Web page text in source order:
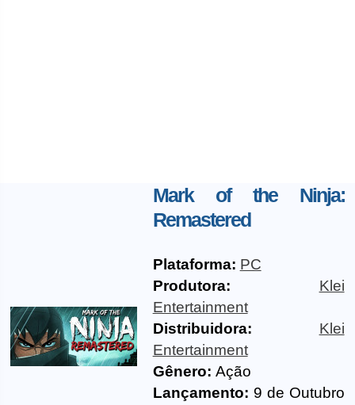
Mark of the Ninja:
Remastered
Plataforma: PC
Produtora:
Klei
Entertainment
Distribuidora:
Klei
Entertainment
Gênero: Ação
Lançamento: 9 de Outubro